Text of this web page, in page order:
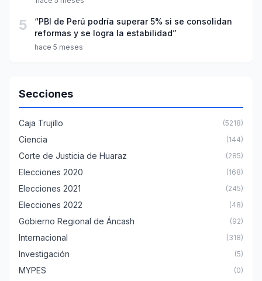
5
“PBI de Perú podría superar 5% si se consolidan
reformas y se logra la estabilidad”
hace 5 meses
Secciones
Caja Trujillo (5218)
Ciencia (144)
Corte de Justicia de Huaraz (285)
Elecciones 2020 (168)
Elecciones 2021 (245)
Elecciones 2022 (48)
Gobierno Regional de Áncash (92)
Internacional (318)
Investigación (5)
MYPES (0)